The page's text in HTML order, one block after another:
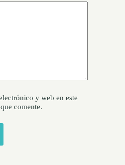
y web en este
comente.